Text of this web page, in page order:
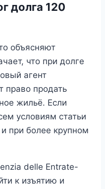
долга 120
объясняют
что при долге
агент
право продать
жильё. Если
условиям статьи
при более крупном
delle Entrate-
к изъятию и